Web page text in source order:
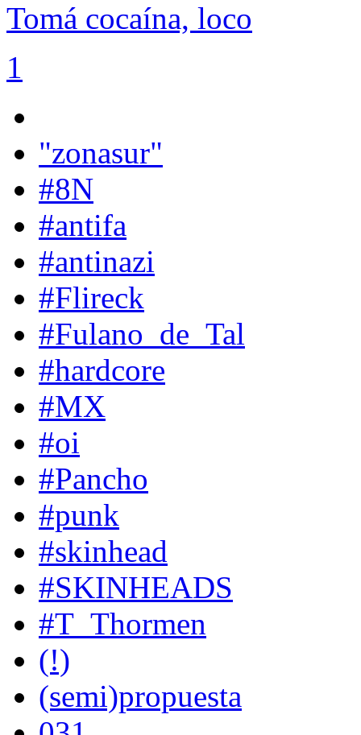
Tomá cocaína, loco
1
"zonasur"
#8N
#antifa
#antinazi
#Flireck
#Fulano_de_Tal
#hardcore
#MX
#oi
#Pancho
#punk
#skinhead
#SKINHEADS
#T_Thormen
(!)
(semi)propuesta